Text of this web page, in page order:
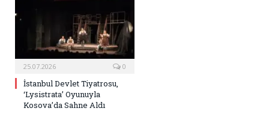
25.07.2026 0
İstanbul Devlet Tiyatrosu,
‘Lysistrata’ Oyunuyla
Kosova’da Sahne Aldı